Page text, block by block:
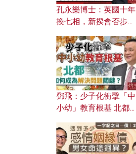
孔永樂博士：英國十年
換七相，新揆會否步前
濟為何仍然低迷？
鄧飛：少子化衝擊「中
小幼」教育根基 北都如